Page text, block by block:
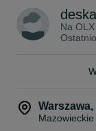
Zalecana
Na
Warszawa,
Mazowieckie